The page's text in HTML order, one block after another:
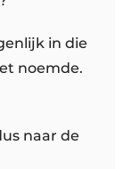
in die
noemde.
naar de